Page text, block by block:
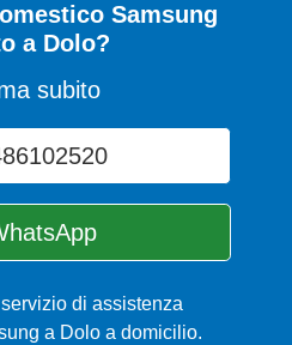
Samsung
a Dolo?
subito
di assistenza
a Dolo a domicilio.